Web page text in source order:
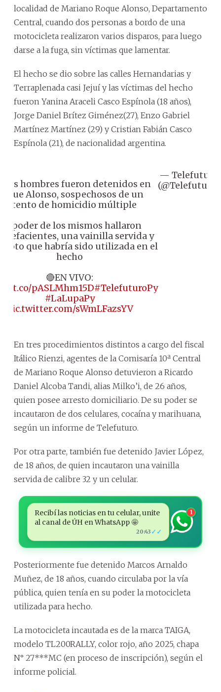
localidad de Mariano Roque Alonso, Departamento
Central, cuando dos personas a bordo de una
motocicleta realizaron varios disparos, para luego
darse a la fuga, sin víctimas que lamentar.
El hecho se dio sobre las calles Hernandarias y
Terraplenada casi Jejuí y las víctimas del hecho
fueron Yanina Araceli Casco Espínola (18 años),
Jorge Daniel Brítez Giménez(27), Enzo Gabriel
Martínez Martínez (29) y Cristian Fabián Casco
Espínola (21), de nacionalidad argentina.
hombres fueron detenidos en
Alonso, sospechosos de un
intento de homicidio múltiple
poder de los mismos hallaron
una vainilla servida y
que habría sido utilizada en el
hecho
🔴EN VIVO:
t.co/pASLMhm15D#TelefuturoPy
#LaLupaPy
pic.twitter.com/sWmLFazsYV
— Telefuturo
(@Telefuturo)
En tres procedimientos distintos a cargo del fiscal
Itálico Rienzi, agentes de la Comisaría 10ª Central
de Mariano Roque Alonso detuvieron a Ricardo
Daniel Alcoba Tandi, alias Milko’i, de 26 años,
quien posee arresto domiciliario. De su poder se
incautaron de dos celulares, cocaína y marihuana,
según un informe de Telefuturo.
Por otra parte, también fue detenido Javier López,
de 18 años, de quien incautaron una vainilla
servida de calibre 32 y un celular.
Recibí las noticias en tu celular, unite
al canal de ÚH en WhatsApp 🤩
20:43 ✓✓
1
Posteriormente fue detenido Marcos Arnaldo
Muñez, de 18 años, cuando circulaba por la vía
pública, quien tenía en su poder la motocicleta
utilizada para hecho.
La motocicleta incautada es de la marca TAIGA,
modelo TL200RALLY, color rojo, año 2025, chapa
N° 27***MC (en proceso de inscripción), según el
informe policial.